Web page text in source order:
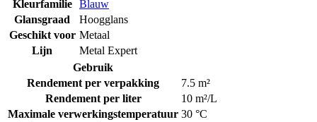
Kleurfamilie
Blauw
Glansgraad
Hoogglans
Geschikt voor Metaal
Lijn
Metal Expert
Gebruik
Rendement per verpakking
7.5 m²
Rendement per liter
10 m²/L
Maximale verwerkingstemperatuur 30 °C